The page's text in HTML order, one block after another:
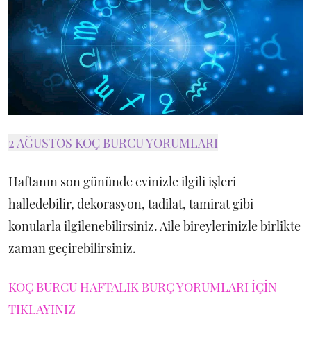
2 AĞUSTOS KOÇ BURCU YORUMLARI
Haftanın son gününde evinizle ilgili işleri
halledebilir, dekorasyon, tadilat, tamirat gibi
konularla ilgilenebilirsiniz. Aile bireylerinizle birlikte
zaman geçirebilirsiniz.
KOÇ BURCU HAFTALIK BURÇ YORUMLARI İÇİN
TIKLAYINIZ